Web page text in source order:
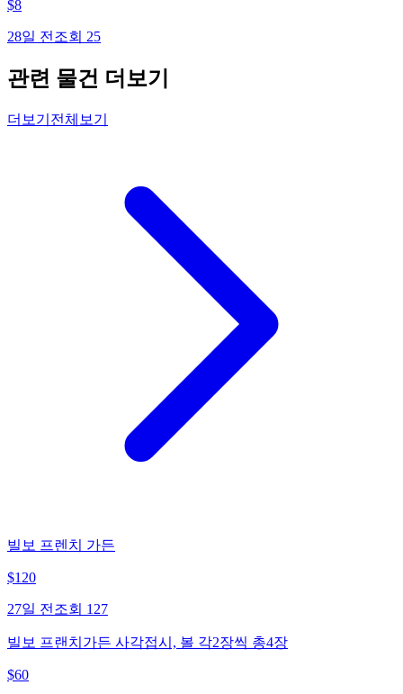
$8
28일 전 조회 25
관련 물건 더보기
더보기 전체보기
빌보 프렌치 가든
$120
27일 전 조회 127
빌보 프랜치가든 사각접시, 볼 각2장씩 총4장
$60